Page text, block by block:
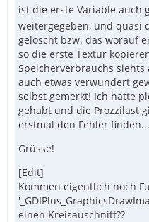
ist die erste Variable auch
weitergegeben, und quasi
gelöscht bzw. das worauf
so die erste Textur
Speicherverbrauchs siehts
auch etwas verwundert
selbst gemerkt! Ich hatte
gehabt und die Prozzilast
erstmal den Fehler finden...
Grüsse!
[Edit]
Kommen eigentlich noch
einen Kreisauschnitt??